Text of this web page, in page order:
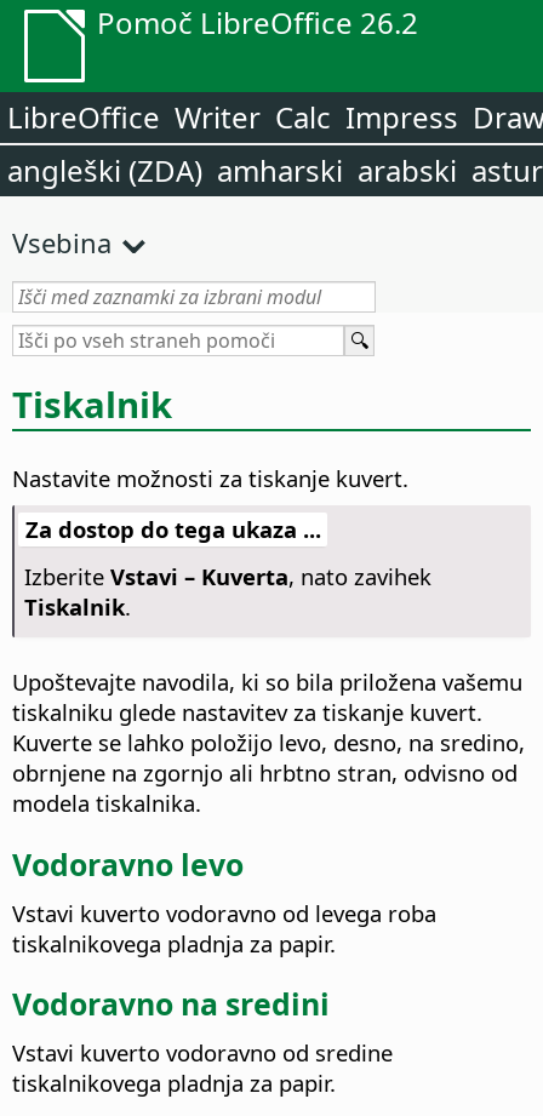
Pomoč LibreOffice 26.2
LibreOffice Writer Calc Impress
angleški (ZDA) amharski arabski
Vsebina
Tiskalnik
Nastavite možnosti za tiskanje kuvert.
Za dostop do tega ukaza ...
Izberite Vstavi – Kuverta, nato zavihek
Tiskalnik.
Upoštevajte navodila, ki so bila priložena vašemu
tiskalniku glede nastavitev za tiskanje kuvert.
Kuverte se lahko položijo levo, desno, na sredino,
obrnjene na zgornjo ali hrbtno stran, odvisno od
modela tiskalnika.
Vodoravno levo
Vstavi kuverto vodoravno od levega roba
tiskalnikovega pladnja za papir.
Vodoravno na sredini
Vstavi kuverto vodoravno od sredine
tiskalnikovega pladnja za papir.